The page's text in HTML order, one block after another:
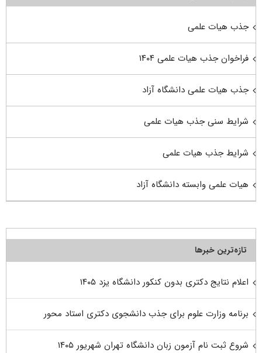
جذب هیات علمی
فراخوان جذب هیات علمی ۱۴۰۴
جذب هیات علمی دانشگاه آزاد
شرایط سنی جذب هیات علمی
شرایط جذب هیات علمی
هیات علمی وابسته دانشگاه آزاد
تازه‌ترین خبرها
اعلام نتایج دکتری بدون کنکور دانشگاه یزد ۱۴۰۵
برنامه وزارت علوم برای جذب دانشجوی دکتری استاد محور
شروع ثبت نام آزمون زبان دانشگاه تهران شهریور ۱۴۰۵